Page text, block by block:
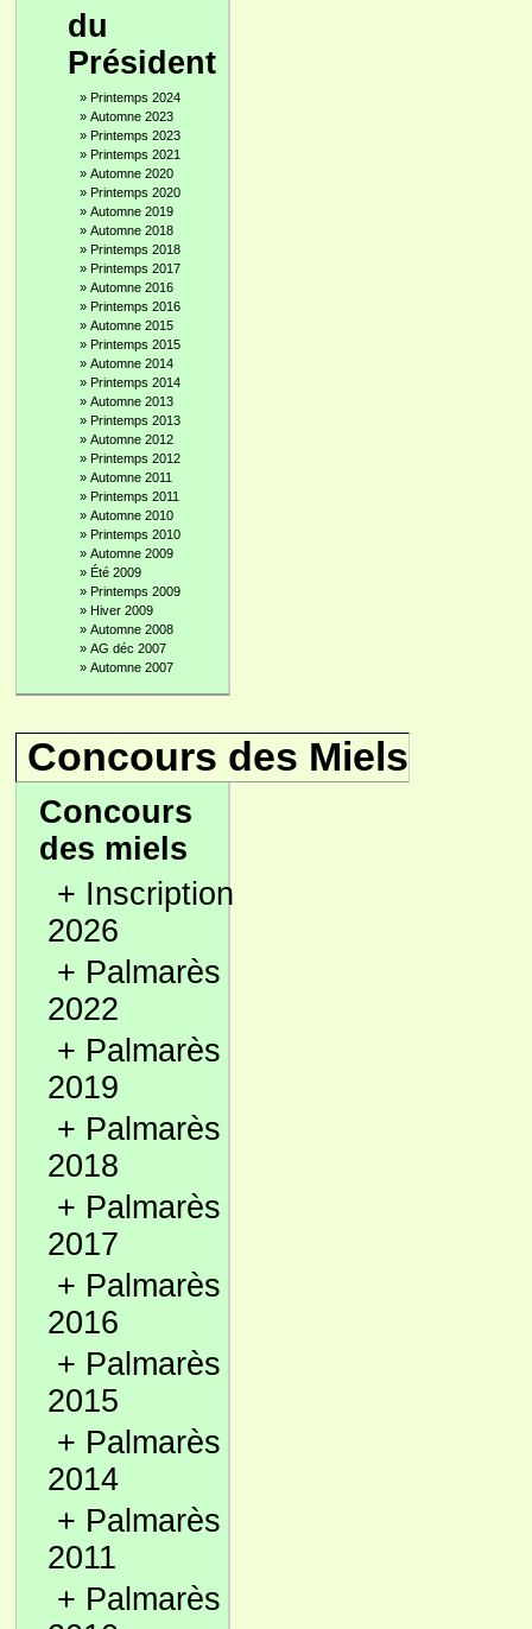
du
Président
» Printemps 2024
» Automne 2023
» Printemps 2023
» Printemps 2021
» Automne 2020
» Printemps 2020
» Automne 2019
» Automne 2018
» Printemps 2018
» Printemps 2017
» Automne 2016
» Printemps 2016
» Automne 2015
» Printemps 2015
» Automne 2014
» Printemps 2014
» Automne 2013
» Printemps 2013
» Automne 2012
» Printemps 2012
» Automne 2011
» Printemps 2011
» Automne 2010
» Printemps 2010
» Automne 2009
» Été 2009
» Printemps 2009
» Hiver 2009
» Automne 2008
» AG déc 2007
» Automne 2007
Concours des Miels
Concours
des miels
+ Inscription
2026
+ Palmarès
2022
+ Palmarès
2019
+ Palmarès
2018
+ Palmarès
2017
+ Palmarès
2016
+ Palmarès
2015
+ Palmarès
2014
+ Palmarès
2011
+ Palmarès